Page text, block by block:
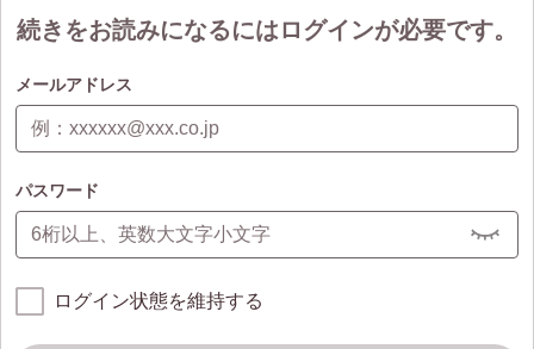
続きをお読みになるにはログインが必要です。
メールアドレス
パスワード
ログイン状態を維持する